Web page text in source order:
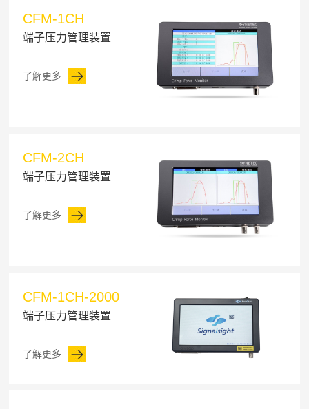
CFM-1CH
端子压力管理装置
了解更多
CFM-2CH
端子压力管理装置
了解更多
CFM-1CH-2000
端子压力管理装置
了解更多